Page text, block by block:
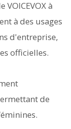
à
à des usages
d'entreprise,
officielles.
de